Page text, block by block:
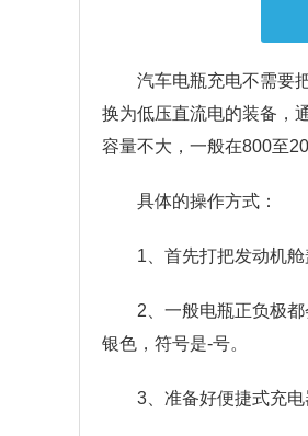
汽车电瓶充电不需要
换为低压直流电的装备，
容量不大，一般在800至
具体的操作方式：
1、首先打把发动机
2、一般电瓶正负极
银色，符号是-号。
3、准备好便捷式充